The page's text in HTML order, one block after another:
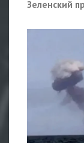
Зеленский